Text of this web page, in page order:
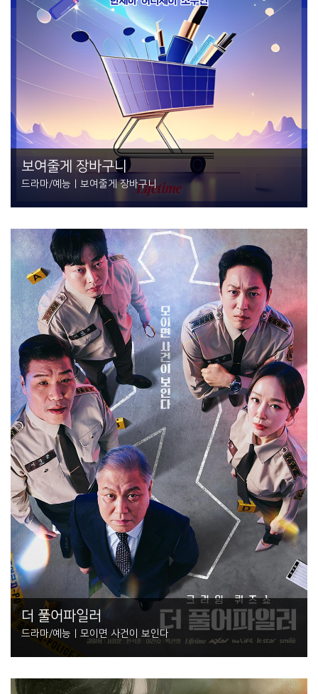
보여줄게 장바구니
드라마/예능 | 보여줄게 장바구니
더 풀어파일러
드라마/예능 | 모이면 사건이 보인다